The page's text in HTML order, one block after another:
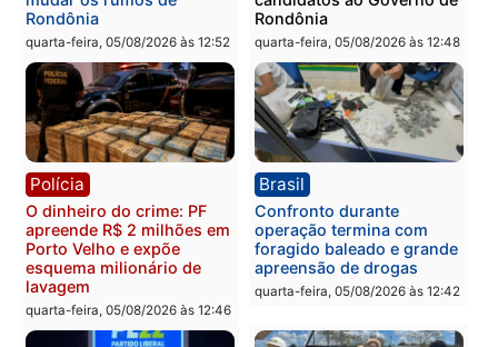
Polícia
Homem é preso com
drogas durante ação da
PM no Castanheira
quinta-feira, 06/08/2026 às 09:02
Polícia
Polícia Civil prende dois
homens por tortura,
tráfico e posse de arma
Itapuã
quinta-feira, 06/08/2026 às
Polícia
Homem é preso após
furtar peça de picanha e
Política
na convenção e